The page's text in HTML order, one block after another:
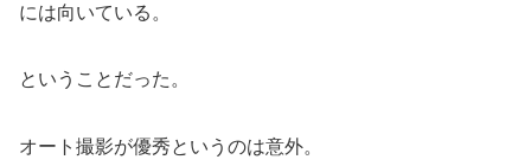
には向いている。
ということだった。
オート撮影が優秀というのは意外。